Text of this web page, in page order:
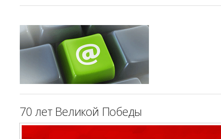
70 лет Великой Победы